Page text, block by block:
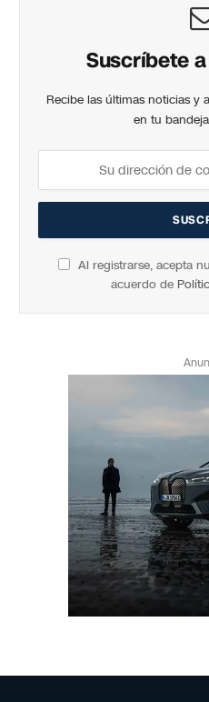
Suscríbete
Recibe las últimas noticias y
en tu
Al registrarse, acepta
acuerdo de